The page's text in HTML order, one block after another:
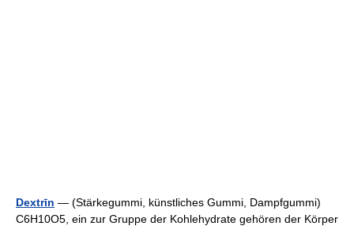
Dextrīn — (Stärkegummi, künstliches Gummi, Dampfgummi)
C6H10O5, ein zur Gruppe der Kohlehydrate gehören der Körper